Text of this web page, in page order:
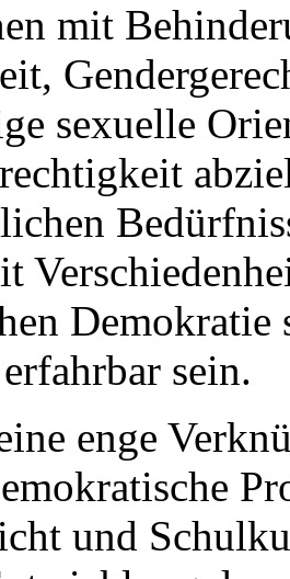
mit
sexuelle
Demokratie
sein.
enge
und